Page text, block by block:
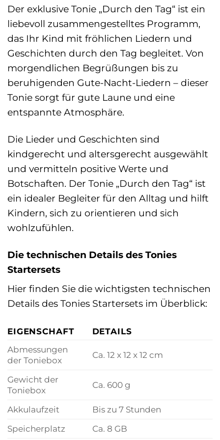
Der exklusive Tonie „Durch den Tag“ ist ein
liebevoll zusammengestelltes Programm,
das Ihr Kind mit fröhlichen Liedern und
Geschichten durch den Tag begleitet. Von
morgendlichen Begrüßungen bis zu
beruhigenden Gute-Nacht-Liedern – dieser
Tonie sorgt für gute Laune und eine
entspannte Atmosphäre.
Die Lieder und Geschichten sind
kindgerecht und altersgerecht ausgewählt
und vermitteln positive Werte und
Botschaften. Der Tonie „Durch den Tag“ ist
ein idealer Begleiter für den Alltag und hilft
Kindern, sich zu orientieren und sich
wohlzufühlen.
Die technischen Details des Tonies
Startersets
Hier finden Sie die wichtigsten technischen
Details des Tonies Startersets im Überblick:
EIGENSCHAFT
DETAILS
Abmessungen
der Toniebox
Ca. 12 x 12 x 12 cm
Gewicht der
Toniebox
Ca. 600 g
Akkulaufzeit
Bis zu 7 Stunden
Speicherplatz
Ca. 8 GB